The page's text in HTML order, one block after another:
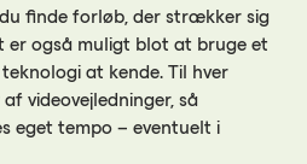
finde forløb, der strækker sig
er også muligt blot at bruge et
at kende. Til hver
videovejledninger, så
eget tempo – eventuelt i